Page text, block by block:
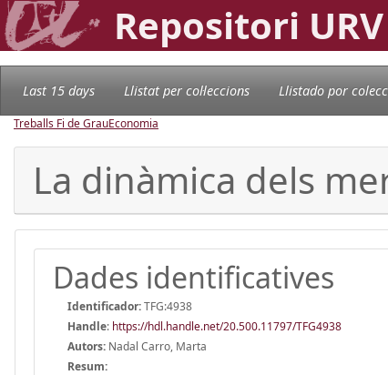
Repositori URV
Last 15 days Llistat per col·leccions Llistado por
Treballs Fi de GrauEconomia
La dinàmica dels
Dades identificatives
Identificador:TFG:4938
Handle: https://hdl.handle.net/20.500.11797/TFG4938
Autors: Nadal Carro, Marta
Resum: